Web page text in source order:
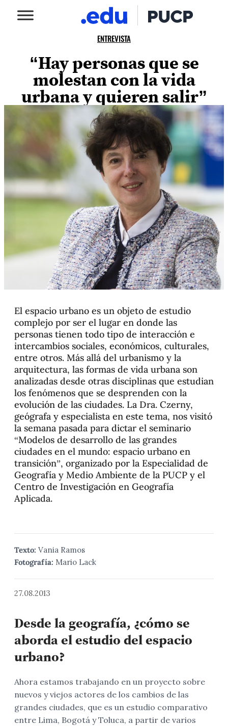
ENTREVISTA
“Hay personas que se
molestan con la vida
urbana y quieren salir”
El espacio urbano es un objeto de estudio
complejo por ser el lugar en donde las
personas tienen todo tipo de interacción e
intercambios sociales, económicos, culturales,
entre otros. Más allá del urbanismo y la
arquitectura, las formas de vida urbana son
analizadas desde otras disciplinas que estudian
los fenómenos que se desprenden con la
evolución de las ciudades. La Dra. Czerny,
geógrafa y especialista en este tema, nos visitó
la semana pasada para dictar el seminario
“Modelos de desarrollo de las grandes
ciudades en el mundo: espacio urbano en
transición”, organizado por la Especialidad de
Geografía y Medio Ambiente de la PUCP y el
Centro de Investigación en Geografía
Aplicada.
Texto: Vania Ramos
Fotografía: Mario Lack
27.08.2013
Desde la geografía, ¿cómo se
aborda el estudio del espacio
urbano?
Ahora estamos trabajando en un proyecto sobre
nuevos y viejos actores de los cambios de las
grandes ciudades, que es un estudio comparativo
entre Lima, Bogotá y Toluca, a partir de varios